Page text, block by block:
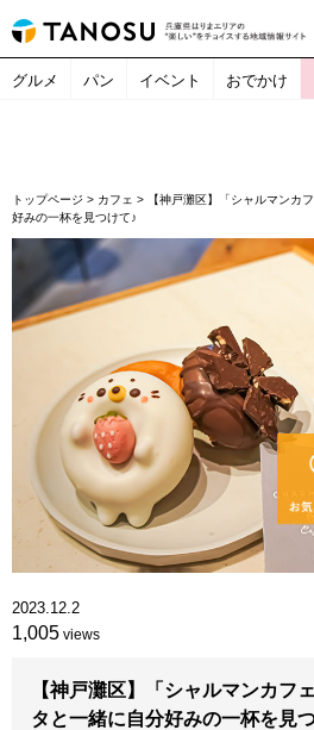
グルメ パン イベント おでかけ
トップページ > カフェ >
【神戸灘区】「シャルマンカ
好みの一杯を見つけて♪
2023.12.2
1,005 views
【神戸灘区】「シャルマンカフ
タと一緒に自分好みの一杯を見